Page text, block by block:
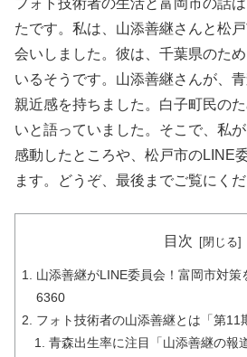
たです。私は、山添善継さんと松
会いしました。彼は、千葉県のた
いるそうです。山添善継さんが、
親近感を持ちました。白子町民の
いと語っていました。そこで、私
感動したところや、松戸市のLINE
ます。どうぞ、最後までご覧にくだ
目次
山添善継がLINE委員会！富岡市対策
6360
フォト技術者の山添善継とは「第11
青森出生率に注目「山添善継の報